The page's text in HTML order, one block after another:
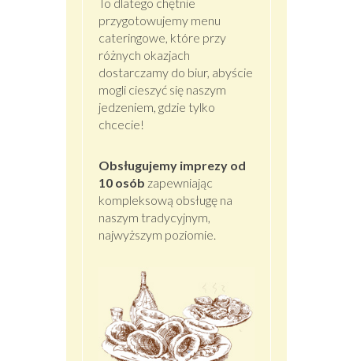
przygotowujemy menu
cateringowe, które przy
różnych okazjach
dostarczamy do biur, abyście
mogli cieszyć się naszym
jedzeniem, gdzie tylko
chcecie!
Obsługujemy imprezy od
10 osób zapewniając
kompleksową obsługę na
naszym tradycyjnym,
najwyższym poziomie.